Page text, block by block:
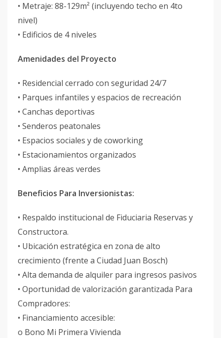
• Metraje: 88-129m² (incluyendo techo en 4to
nivel)
• Edificios de 4 niveles
Amenidades del Proyecto
• Residencial cerrado con seguridad 24/7
• Parques infantiles y espacios de recreación
• Canchas deportivas
• Senderos peatonales
• Espacios sociales y de coworking
• Estacionamientos organizados
• Amplias áreas verdes
Beneficios Para Inversionistas:
• Respaldo institucional de Fiduciaria Reservas y
Constructora.
• Ubicación estratégica en zona de alto
crecimiento (frente a Ciudad Juan Bosch)
• Alta demanda de alquiler para ingresos pasivos
• Oportunidad de valorización garantizada Para
Compradores:
• Financiamiento accesible:
o Bono Mi Primera Vivienda